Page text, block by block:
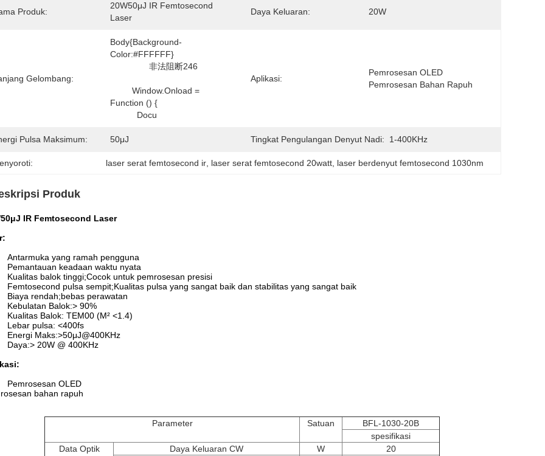
Produk:
20W50μJ IR Femtosecond
Laser
Daya Keluaran: 20W
Gelombang:
Body{background-
Color:#FFFFFF}
Function () {
           Docu
Aplikasi:
Pemrosesan OLED
Pemrosesan Bahan Rapuh
Pulsa Maksimum: 50μJ Tingkat Pengulangan Denyut Nadi: 1-400KHz
laser serat femtosecond ir laser serat femtosecond 20watt laser berdenyut femtosecond 1030nm
Produk
IR Femtosecond Laser
:
Antarmuka yang ramah pengguna
Pemantauan keadaan waktu nyata
Kualitas balok tinggi;Cocok untuk pemrosesan presisi
Femtosecond pulsa sempit;Kualitas pulsa yang sangat baik dan stabilitas yang sangat baik
Biaya rendah;bebas perawatan
Kebulatan Balok:> 90%
Kualitas Balok: TEM00 (M² <1.4)
Lebar pulsa: <400fs
Energi Maks:>50μJ@400KHz
Daya:> 20W @ 400KHz
:
Pemrosesan OLED
bahan rapuh
Parameter Satuan
BFL-1030-20B
spesifikasi
Data Optik
Daya Keluaran CW W
20